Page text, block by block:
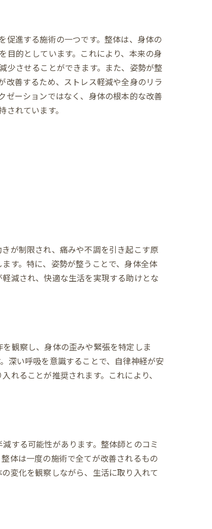
促進する施術の一つです。整体は、身体の
目的としています。これにより、本来の身
少させることができます。また、姿勢が整
改善するため、ストレス軽減や全身のリラ
ゼーションではなく、身体の根本的な改善
れています。
が制限され、痛みや不調を引き起こす原
す。特に、姿勢が整うことで、身体全体
減され、快適な生活を実現する助けとな
観察し、身体の歪みや緊張を特定しま
深い呼吸を意識することで、自律神経が安
れることが推奨されます。これにより、
する可能性があります。整体師とのコミ
体は一度の施術で全てが改善されるもの
変化を観察しながら、生活に取り入れて